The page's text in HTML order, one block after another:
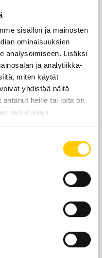
sisällön ja mainosten
ominaisuuksien
analysoimiseen. Lisäksi
ja analytiikka-
miten käytät
yhdistää näitä
heille tai joita on
palvelujaan.